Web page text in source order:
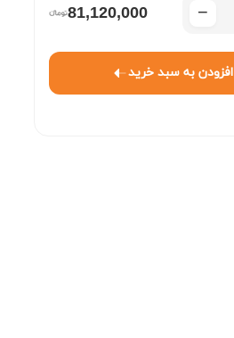
−
81,120,000
افزودن به سبد خرید